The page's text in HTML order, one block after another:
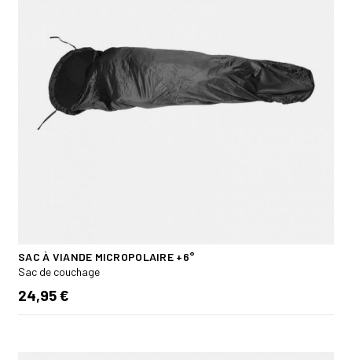
SAC À VIANDE MICROPOLAIRE +6°
Sac de couchage
24,95 €